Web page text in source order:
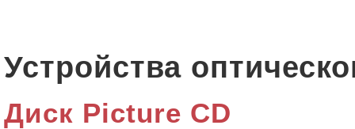
Устройства
Диск Picture CD